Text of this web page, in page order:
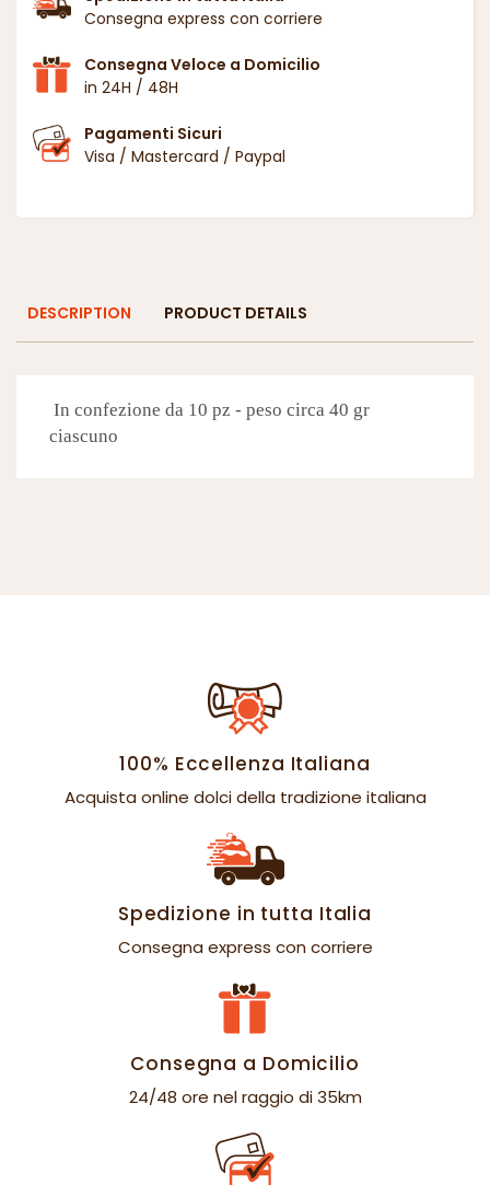
Consegna express con corriere
Consegna Veloce a Domicilio
in 24H / 48H
Pagamenti Sicuri
Visa / Mastercard / Paypal
DESCRIPTION PRODUCT DETAILS
In confezione da 10 pz - peso circa 40 gr
ciascuno
100% Eccellenza Italiana
Acquista online dolci della tradizione italiana
Spedizione in tutta Italia
Consegna express con corriere
Consegna a Domicilio
24/48 ore nel raggio di 35km